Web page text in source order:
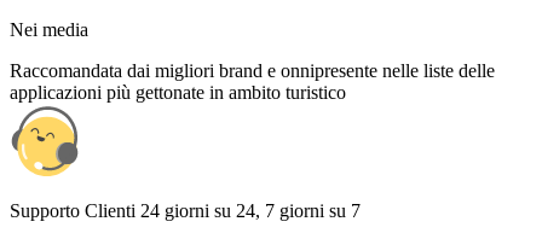
Nei media
Raccomandata dai migliori brand e onnipresente nelle liste delle
applicazioni più gettonate in ambito turistico
Supporto Clienti 24 giorni su 24, 7 giorni su 7